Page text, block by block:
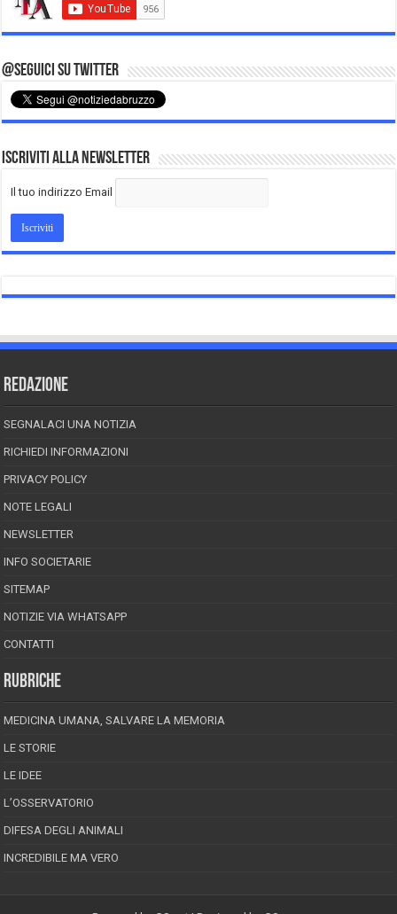
@Seguici su Twitter
Iscriviti alla Newsletter
Il tuo indirizzo Email
REDAZIONE
SEGNALACI UNA NOTIZIA
RICHIEDI INFORMAZIONI
PRIVACY POLICY
NOTE LEGALI
NEWSLETTER
INFO SOCIETARIE
SITEMAP
NOTIZIE VIA WHATSAPP
CONTATTI
RUBRICHE
MEDICINA UMANA, SALVARE LA MEMORIA
LE STORIE
LE IDEE
L’OSSERVATORIO
DIFESA DEGLI ANIMALI
INCREDIBILE MA VERO